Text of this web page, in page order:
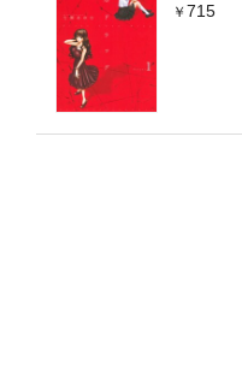
715